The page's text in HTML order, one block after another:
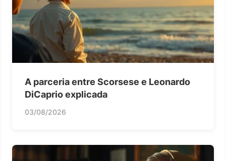
A parceria entre Scorsese e Leonardo
DiCaprio explicada
03/08/2026